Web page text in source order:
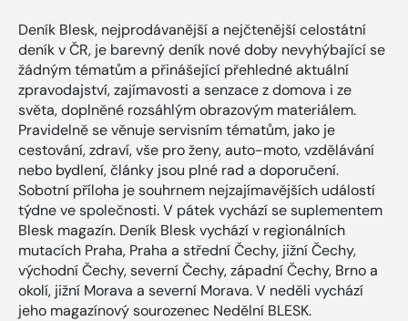
Deník Blesk, nejprodávanější a nejčtenější celostátní
deník v ČR, je barevný deník nové doby nevyhýbající se
žádným tématům a přinášející přehledné aktuální
zpravodajství, zajímavosti a senzace z domova i ze
světa, doplněné rozsáhlým obrazovým materiálem.
Pravidelně se věnuje servisním tématům, jako je
cestování, zdraví, vše pro ženy, auto-moto, vzdělávání
nebo bydlení, články jsou plné rad a doporučení.
Sobotní příloha je souhrnem nejzajímavějších událostí
týdne ve společnosti. V pátek vychází se suplementem
Blesk magazín. Deník Blesk vychází v regionálních
mutacích Praha, Praha a střední Čechy, jižní Čechy,
východní Čechy, severní Čechy, západní Čechy, Brno a
okolí, jižní Morava a severní Morava. V neděli vychází
jeho magazínový sourozenec Nedělní BLESK.